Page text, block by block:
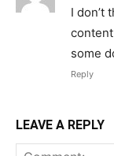
I don’t
some
Reply
LEAVE A REPLY